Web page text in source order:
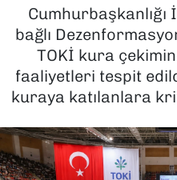
Cumhurbaşkanlığı
bağlı
TOKİ kura
faaliyetleri tespit
kuraya katılanlara
KÜLTÜR SANAT
MAGAZİN
POLİTİKA
SAĞLIK
SPOR
Son Dakika
Haber Arşivi